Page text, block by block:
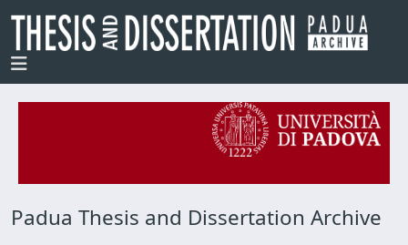
Padua Thesis and Dissertation Archive